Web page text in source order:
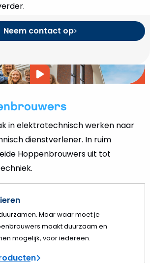
Neem contact op
in elektrotechnisch werken naar
dienstverlener. In ruim
Hoppenbrouwers uit tot
Maar waar moet je
maakt duurzaam en
mogelijk, voor iedereen.
Video